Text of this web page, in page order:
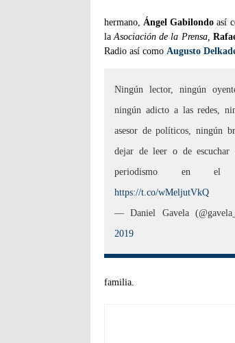
hermano,Ángel Gabilondo así
laAsociación de la Prensa,
Radio así como Augusto
Ningún lector, ningún
ningún adicto a las redes,
asesor de políticos, ningún
dejar de leer o de escuchar
periodismo en el
https://t.co/wMeljutVkQ
— Daniel Gavela
2019
familia.